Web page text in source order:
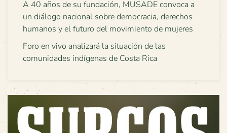
A 40 años de su fundación, MUSADE convoca a
un diálogo nacional sobre democracia, derechos
humanos y el futuro del movimiento de mujeres
Foro en vivo analizará la situación de las
comunidades indígenas de Costa Rica